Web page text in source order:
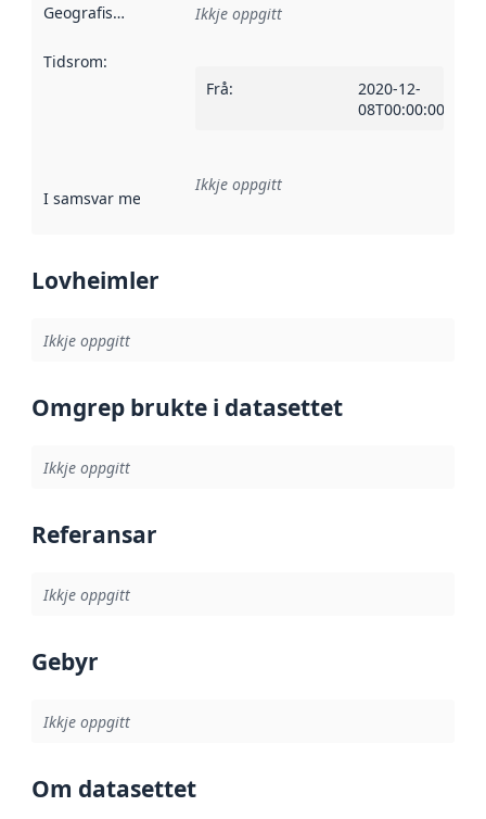
Geografisk område Ikkje oppgitt
Tidsrom:
Frå:
2020-12-
08T00:00:00Z
I samsvar med Referanse til ei implementeringsregel eller
Ikkje oppgitt
Lovheimler
Ikkje oppgitt
Omgrep brukte i datasettet
Ikkje oppgitt
Referansar
Ikkje oppgitt
Gebyr
Ikkje oppgitt
Om datasettet